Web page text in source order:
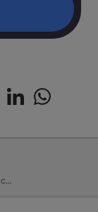
Convocatoria de 1 plaza: Oposiciones de Policía Local Comunidad Valenciana en Buñol (Valencia)